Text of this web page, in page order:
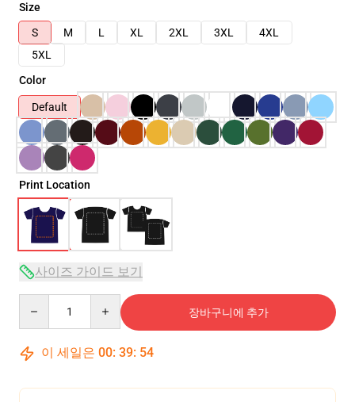
Size
S
M L XL 2XL 3XL
4XL
5XL
Color
Default
Print Location
사이즈 가이드 보기
장바구니에 추가
이 세일은 00: 39: 54